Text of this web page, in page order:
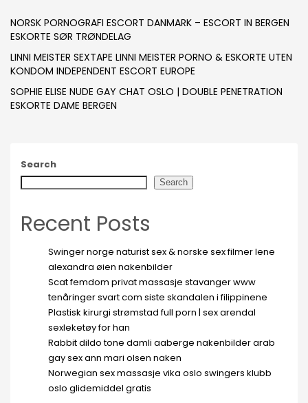
NORSK PORNOGRAFI ESCORT DANMARK – ESCORT IN BERGEN
ESKORTE SØR TRØNDELAG
LINNI MEISTER SEXTAPE LINNI MEISTER PORNO & ESKORTE UTEN
KONDOM INDEPENDENT ESCORT EUROPE
SOPHIE ELISE NUDE GAY CHAT OSLO | DOUBLE PENETRATION
ESKORTE DAME BERGEN
Search
Search
Recent Posts
Swinger norge naturist sex & norske sex filmer lene
alexandra øien nakenbilder
Scat femdom privat massasje stavanger www
tenåringer svart com siste skandalen i filippinene
Plastisk kirurgi strømstad full porn | sex arendal
sexleketøy for han
Rabbit dildo tone damli aaberge nakenbilder arab
gay sex ann mari olsen naken
Norwegian sex massasje vika oslo swingers klubb
oslo glidemiddel gratis